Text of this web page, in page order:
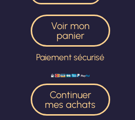
Voir mon
panier
Paiement sécurisé
Continuer
mes achats